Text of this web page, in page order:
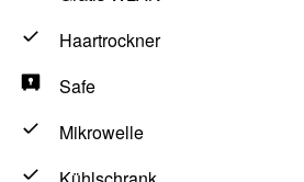
Haartrockner
Safe
Mikrowelle